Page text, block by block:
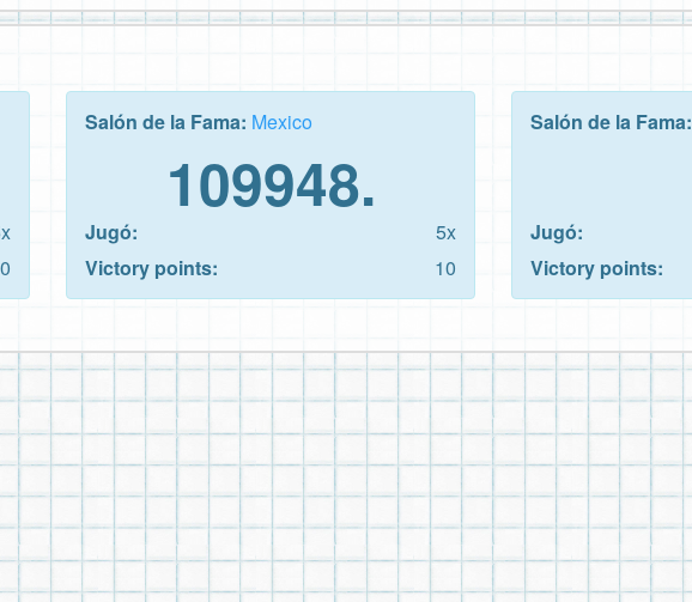
Salón de la Fama: Mexico
109948.
Jugó:
5x
Victory points:
10
Salón de la Fama:
Jugó:
Victory points: